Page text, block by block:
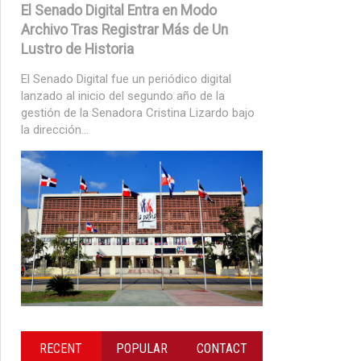
El Senado Digital Entra en Modo
Archivo Tras Registrar Más de Un
Lustro de Historia
El Senado Digital fue un periódico digital
lanzado al inicio del segundo año de la
gestión de la Senadora Cristina Lizardo bajo
la dirección...
RECENT POPULAR CONTACT